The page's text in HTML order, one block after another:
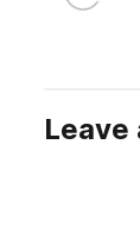
Leave